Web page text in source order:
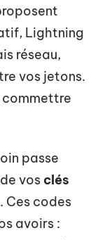
Lightning
réseau,
vos jetons.
commettre
passe
vos clés
. Ces codes
avoirs :